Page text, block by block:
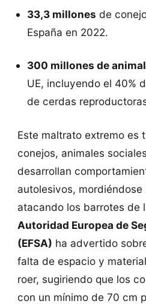
33,3 millones de
España en 2022.
300 millones de
UE, incluyendo el 40%
de cerdas
Este maltrato extremo es
conejos, animales
desarrollan
autolesivos, mordiéndose
atacando los barrotes de
Autoridad Europea de
(EFSA) ha advertido
falta de espacio y
roer, sugiriendo que los
con un mínimo de 70 cm